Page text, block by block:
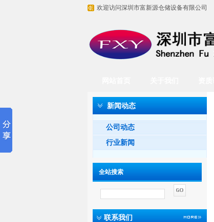
欢迎访问深圳市富新源仓储设备有限公司
新闻动态
公司动态
行业新闻
全站搜索
联系我们